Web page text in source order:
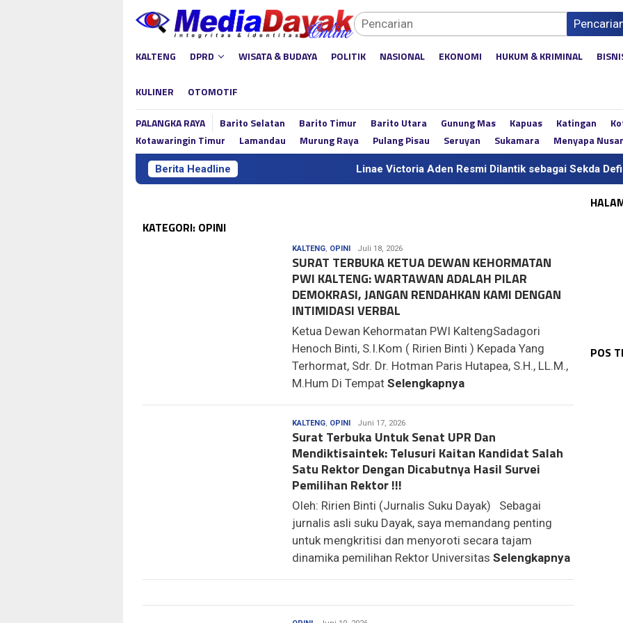
Loncat
KALTENG DPRD WISATA & BUDAYA POLITIK NASIONAL EKONOMI HUKUM & KRIMINAL
KULINER OTOMOTIF
PALANGKA RAYA Barito Selatan Barito Timur Barito Utara Gunung Mas Kapuas Katingan
Kotawaringin Timur
Lamandau Murung Raya Pulang Pisau Seruyan Sukamara Menyapa
Berita Headline Linae Victoria Aden Resmi Dilantik sebagai Sekda Definitif Kalteng,
KATEGORI: OPINI
KALTENG, OPINIMedia
Dayak
Juli 18, 2026
SURAT TERBUKA KETUA DEWAN KEHORMATAN
PWI KALTENG: WARTAWAN ADALAH PILAR
DEMOKRASI, JANGAN RENDAHKAN KAMI DENGAN
INTIMIDASI VERBAL
Ketua Dewan Kehormatan PWI KaltengSadagori
Henoch Binti, S.I.Kom ( Ririen Binti ) Kepada Yang
Terhormat, Sdr. Dr. Hotman Paris Hutapea, S.H., LL.M.,
M.Hum Di Tempat Selengkapnya
KALTENG, OPINIasepJuni 17, 2026
Surat Terbuka Untuk Senat UPR Dan
Mendiktisaintek: Telusuri Kaitan Kandidat Salah
Satu Rektor Dengan Dicabutnya Hasil Survei
Pemilihan Rektor !!!
Oleh: Ririen Binti (Jurnalis Suku Dayak) Sebagai
jurnalis asli suku Dayak, saya memandang penting
untuk mengkritisi dan menyoroti secara tajam
dinamika pemilihan Rektor Universitas Selengkapnya
POS
1